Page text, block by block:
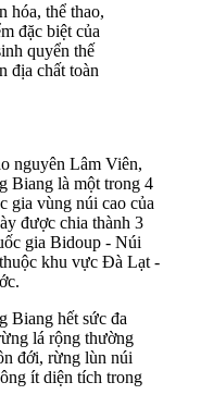
hóa, thể thao,
đặc biệt của
quyển thế
địa chất toàn
nguyên Lâm Viên,
Biang là một trong 4
gia vùng núi cao của
được chia thành 3
gia Bidoup - Núi
khu vực Đà Lạt -
Biang hết sức đa
lá rộng thường
đới, rừng lùn núi
ít diện tích trong